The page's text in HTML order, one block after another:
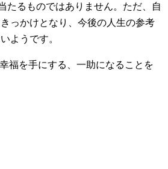
たるものではありません。ただ、自
っかけとなり、今後の人生の参考
ようです。
福を手にする、一助になることを